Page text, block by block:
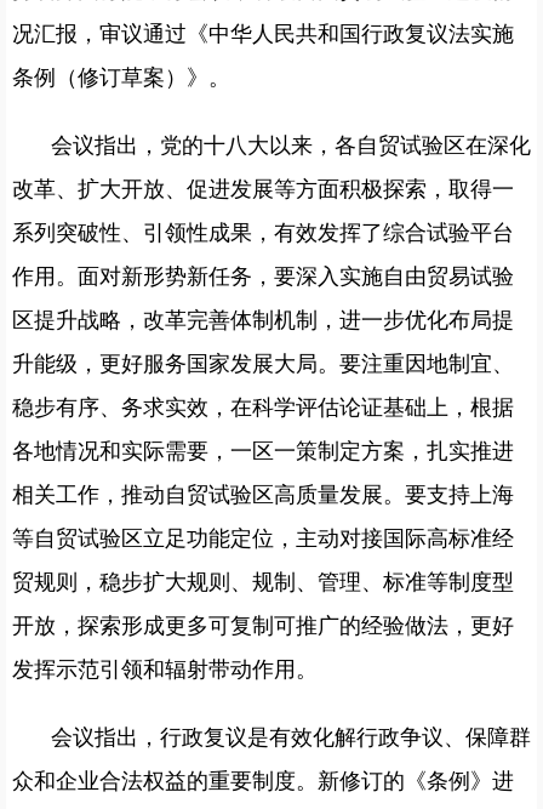
况汇报，审议通过《中华人民共和国行政复议法实施
条例（修订草案）》。
会议指出，党的十八大以来，各自贸试验区在深化
改革、扩大开放、促进发展等方面积极探索，取得一
系列突破性、引领性成果，有效发挥了综合试验平台
作用。面对新形势新任务，要深入实施自由贸易试验
区提升战略，改革完善体制机制，进一步优化布局提
升能级，更好服务国家发展大局。要注重因地制宜、
稳步有序、务求实效，在科学评估论证基础上，根据
各地情况和实际需要，一区一策制定方案，扎实推进
相关工作，推动自贸试验区高质量发展。要支持上海
等自贸试验区立足功能定位，主动对接国际高标准经
贸规则，稳步扩大规则、规制、管理、标准等制度型
开放，探索形成更多可复制可推广的经验做法，更好
发挥示范引领和辐射带动作用。
会议指出，行政复议是有效化解行政争议、保障群
众和企业合法权益的重要制度。新修订的《条例》进